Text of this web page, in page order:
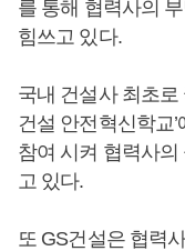
를 통해 협력사의
힘쓰고 있다.
국내 건설사 최초로
건설 안전혁신학교
참여 시켜 협력사
고 있다.
또 GS건설은 협력